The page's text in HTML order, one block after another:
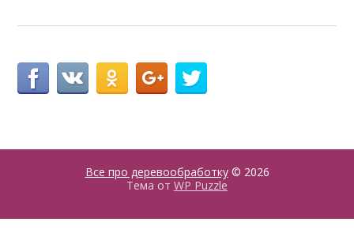
Все про деревообработку© 2026
Тема от WP Puzzle